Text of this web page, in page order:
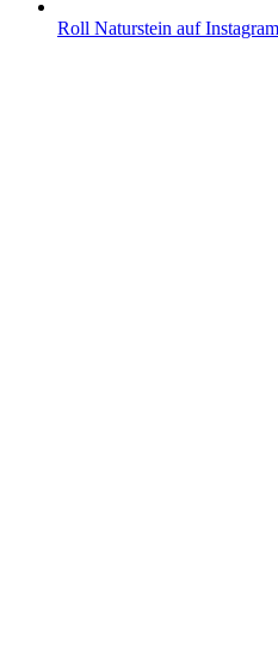
Roll Naturstein auf Instagram